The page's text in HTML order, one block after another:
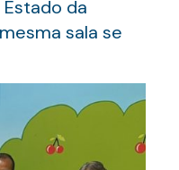
da
sala se